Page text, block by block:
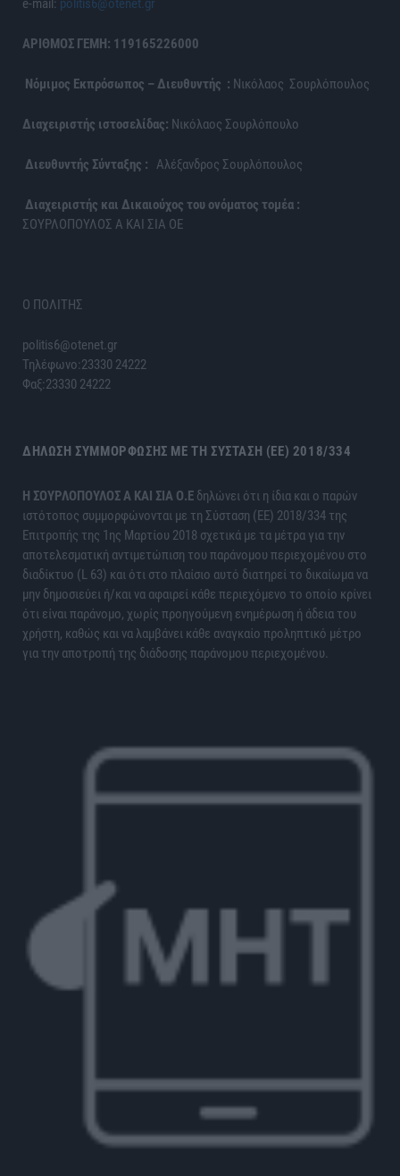
ΑΡΙΘΜΟΣ ΓΕΜΗ: 119165226000
Νόμιμος Εκπρόσωπος – Διευθυντής : Νικόλαος Σουρλόπουλος
Διαχειριστής ιστοσελίδας: Νικόλαος Σουρλόπουλο
Διευθυντής Σύνταξης : Αλέξανδρος Σουρλόπουλος
Διαχειριστής και Δικαιούχος του ονόματος τομέα :
ΣΟΥΡΛΟΠΟΥΛΟΣ Α ΚΑΙ ΣΙΑ ΟΕ
Ο ΠΟΛΙΤΗΣ
politis6@otenet.gr
Τηλέφωνο:23330 24222
Φαξ:23330 24222
ΔΉΛΩΣΗ ΣΥΜΜΌΡΦΩΣΗΣ ΜΕ ΤΗ ΣΎΣΤΑΣΗ (ΕΕ) 2018/334
H ΣΟΥΡΛΟΠΟΥΛΟΣ Α ΚΑΙ ΣΙΑ Ο.Ε δηλώνει ότι η ίδια και ο παρών
ιστότοπος συμμορφώνονται με τη Σύσταση (ΕΕ) 2018/334 της
Επιτροπής της 1ης Μαρτίου 2018 σχετικά με τα μέτρα για την
αποτελεσματική αντιμετώπιση του παράνομου περιεχομένου στο
διαδίκτυο (L 63) και ότι στο πλαίσιο αυτό διατηρεί το δικαίωμα να
μην δημοσιεύει ή/και να αφαιρεί κάθε περιεχόμενο το οποίο κρίνει
ότι είναι παράνομο, χωρίς προηγούμενη ενημέρωση ή άδεια του
χρήστη, καθώς και να λαμβάνει κάθε αναγκαίο προληπτικό μέτρο
για την αποτροπή της διάδοσης παράνομου περιεχομένου.